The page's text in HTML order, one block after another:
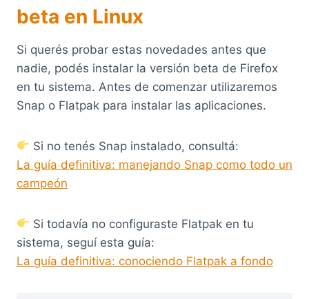
beta en Linux
Si querés probar estas novedades antes que
nadie, podés instalar la versión beta de Firefox
en tu sistema. Antes de comenzar utilizaremos
Snap o Flatpak para instalar las aplicaciones.
Si no tenés Snap instalado, consultá:
La guía definitiva: manejando Snap como todo un
campeón
Si todavía no configuraste Flatpak en tu
sistema, seguí esta guía:
La guía definitiva: conociendo Flatpak a fondo